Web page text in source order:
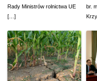
Rady Ministrów rolnictwa UE
[…]
br.